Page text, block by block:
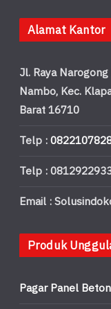
Alamat Kantor
Jl. Raya
Nambo, Kec.
Barat 16710
Telp :
Telp :
Email :
Produk
Pagar Panel